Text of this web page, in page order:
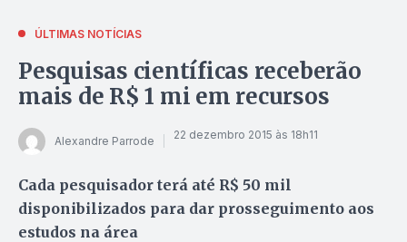
ÚLTIMAS NOTÍCIAS
Pesquisas científicas receberão
mais de R$ 1 mi em recursos
Alexandre Parrode 22 dezembro 2015 às 18h11
Cada pesquisador terá até R$ 50 mil
disponibilizados para dar prosseguimento aos
estudos na área